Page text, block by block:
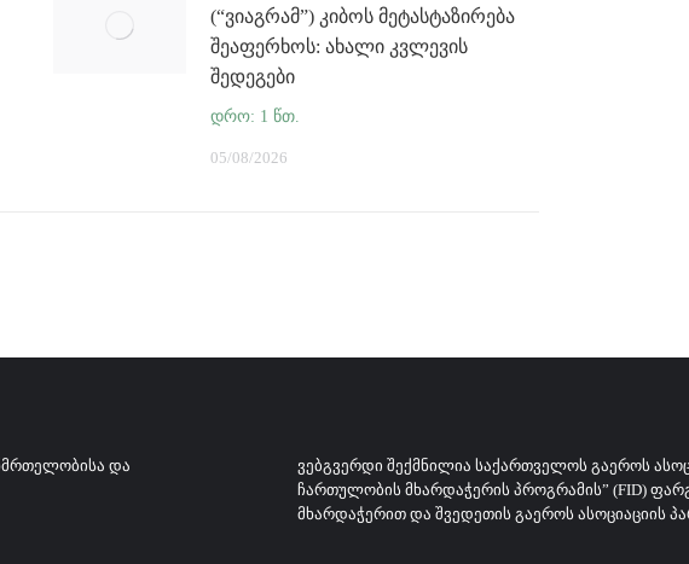
(“ვიაგრამ”) კიბოს მეტასტაზირება
შეაფერხოს: ახალი კვლევის
შედეგები
05/08/2026
ᲓᲐ
ᲕᲔᲑᲒᲕᲔᲠᲓᲘ ᲨᲔᲥᲛᲜᲘᲚᲘᲐ ᲡᲐᲥᲐᲠᲗᲕᲔᲚᲝᲡ ᲒᲐᲔᲠᲝᲡ
ᲩᲐᲠᲗᲣᲚᲝᲑᲘᲡ ᲛᲮᲐᲠᲓᲐᲭᲔᲠᲘᲡ ᲞᲠᲝᲒᲠᲐᲛᲘᲡ” (FID)
ᲛᲮᲐᲠᲓᲐᲭᲔᲠᲘᲗ ᲓᲐ ᲨᲕᲔᲓᲔᲗᲘᲡ ᲒᲐᲔᲠᲝᲡ ᲐᲡᲝᲪᲘᲐᲪᲘᲘᲡ